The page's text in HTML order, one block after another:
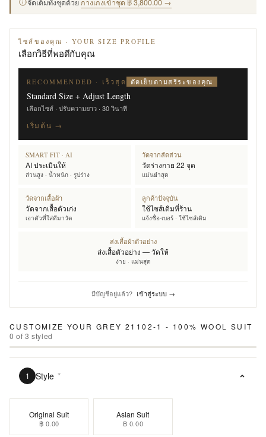
จัดเต็มทั้งชุดด้วย กางเกงเข้าชุด ฿ 3,800.00 →
ไซส์ของคุณ · YOUR SIZE PROFILE
เลือกวิธีที่พอดีกับคุณ
RECOMMENDED · เร็วสุด ตัดเย็บตามสรีระของคุณ
Standard Size + Adjust Length
เลือกไซส์ · ปรับความยาว · 30 วินาที
เริ่มต้น →
SMART FIT · AI
AI ประเมินให้
ส่วนสูง · น้ำหนัก · รูปร่าง
วัดจากสัดส่วน
วัดร่างกาย 22 จุด
แม่นยำสุด
วัดจากเสื้อผ้า
วัดจากเสื้อตัวเก่ง
เอาตัวที่ใส่ดีมาวัด
ลูกค้าปัจจุบัน
ใช้ไซส์เดิมที่ร้าน
แจ้งชื่อ-เบอร์ · ใช้ไซส์เดิม
ส่งเสื้อผ้าตัวอย่าง
ส่งเสื้อตัวอย่าง — วัดให้
ง่าย · แม่นสุด
มีบัญชีอยู่แล้ว? เข้าสู่ระบบ →
CUSTOMIZE YOUR GREY 21102-1 - 100% WOOL SUIT
0 of3 styled
1 Style *
Original Suit
฿ 0.00
Asian Suit
฿ 0.00